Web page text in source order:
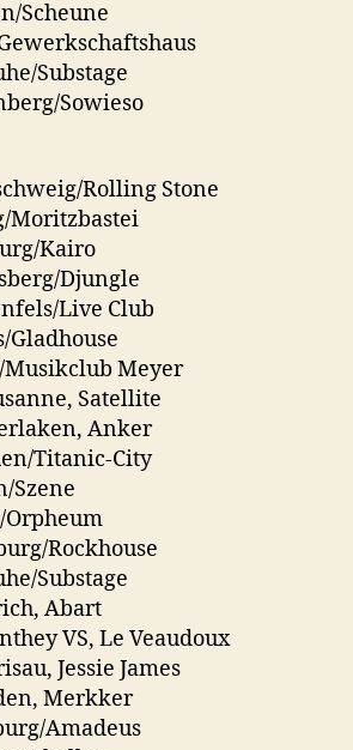
Scheune
Substage
Sowieso
Rolling Stone
Moritzbastei
Kairo
Djungle
Live Club
Gladhouse
Musikclub Meyer
Satellite
Anker
Titanic-City
Szene
Orpheum
Rockhouse
Substage
Abart
VS, Le Veaudoux
Jessie James
Merkker
Amadeus